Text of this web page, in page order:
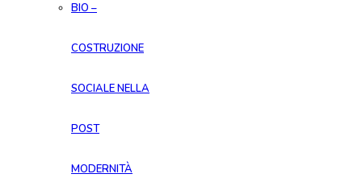
BIO –
COSTRUZIONE
SOCIALE NELLA
POST
MODERNITÀ